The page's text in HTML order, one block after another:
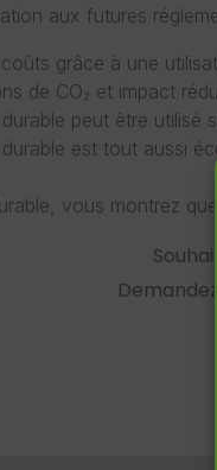
aux futures
grâce à une
de CO₂ et impact
peut être utilisé
est tout aussi
vous montrez